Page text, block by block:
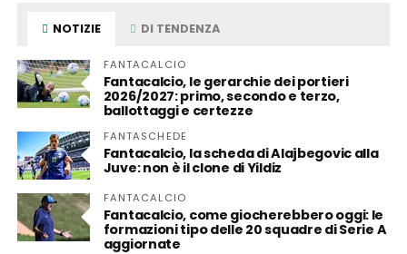
NOTIZIE DI TENDENZA
FANTACALCIO
Fantacalcio, le gerarchie dei portieri
2026/2027: primo, secondo e terzo,
ballottaggi e certezze
FANTASCHEDE
Fantacalcio, la scheda di Alajbegovic alla
Juve: non è il clone di Yildiz
FANTACALCIO
Fantacalcio, come giocherebbero oggi: le
formazioni tipo delle 20 squadre di Serie A
aggiornate